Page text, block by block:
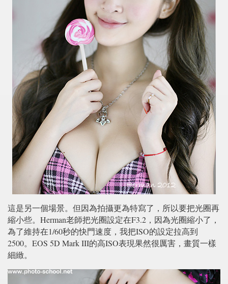
這是另一個場景。但因為拍攝更為特寫了，所以要把光圈再
縮小些。Herman老師把光圈設定在F3.2，因為光圈縮小了，
為了維持在1/60秒的快門速度，我把ISO的設定拉高到
2500。EOS 5D Mark III的高ISO表現果然很厲害，畫質一樣
細緻。